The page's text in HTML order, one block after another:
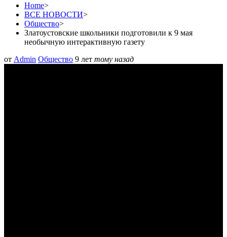
Home>
ВСЕ НОВОСТИ>
Общество>
Златоустовские школьники подготовили к 9 мая
необычную интерактивную газету
от Admin Общество 9 лет тому назад